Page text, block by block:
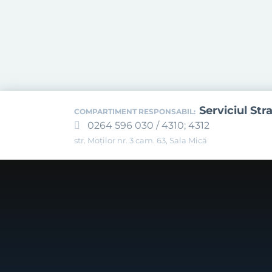
COMPARTIMENT RESPONSABIL: Serviciul
0264 596 030 / 4310; 4312
str. Moților nr. 3 cam. 63, Sala Mică